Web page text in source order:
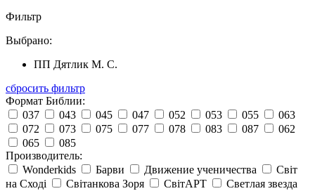
Фильтр
Выбрано:
ПП Дятлик М. С.
сбросить фильтр
Формат Библии:
037
043 045 047 052 053 055
063
072
073 075 077 078 083 087
062
065
085
Производитель:
Wonderkids
Барви Движение ученичества
Світ
на Сході
Світанкова Зоря СвітАРТ
Светлая звезда